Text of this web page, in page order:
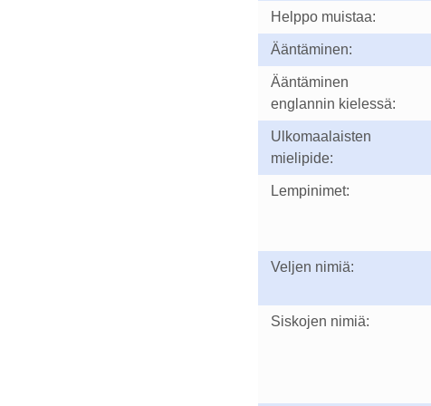
Helppo muistaa:
Ääntäminen:
Ääntäminen
englannin kielessä:
Ulkomaalaisten
mielipide:
Lempinimet:
Veljen nimiä:
Siskojen nimiä: